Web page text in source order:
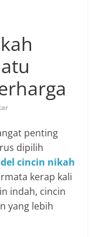
penting
dipilih
cincin nikah
kerap kali
indah, cincin
yang lebih